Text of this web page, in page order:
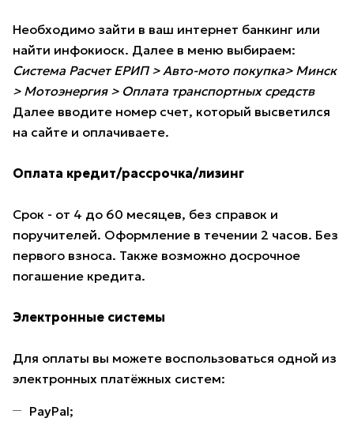
Необходимо зайти в ваш интернет банкинг или
найти инфокиоск. Далее в меню выбираем:
Система Расчет ЕРИП > Авто-мото покупка> Минск
> Мотоэнергия > Оплата транспортных средств
Далее вводите номер счет, который высветился
на сайте и оплачиваете.
Оплата кредит/рассрочка/лизинг
Срок - от 4 до 60 месяцев, без справок и
поручителей. Оформление в течении 2 часов. Без
первого взноса. Также возможно досрочное
погашение кредита.
Электронные системы
Для оплаты вы можете воспользоваться одной из
электронных платёжных систем:
PayPal;